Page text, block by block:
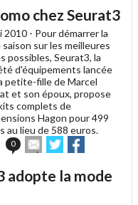
à
un
ami
chez Seurat3
2010 - Pour démarrer la
saison sur les meilleures
possibles, Seurat3, la
d'équipements lancée
petite-fille de Marcel
et son époux, propose
complets de
Hagon pour 499
au lieu de 588 euros.
0
Envoyer
cet
à
Partager
sur sur
adopte la mode